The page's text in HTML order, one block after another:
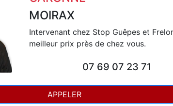
MOIRAX
Intervenant chez Stop Guêpes et
meilleur prix près de chez vous.
07 69 07 23 71
APPELER